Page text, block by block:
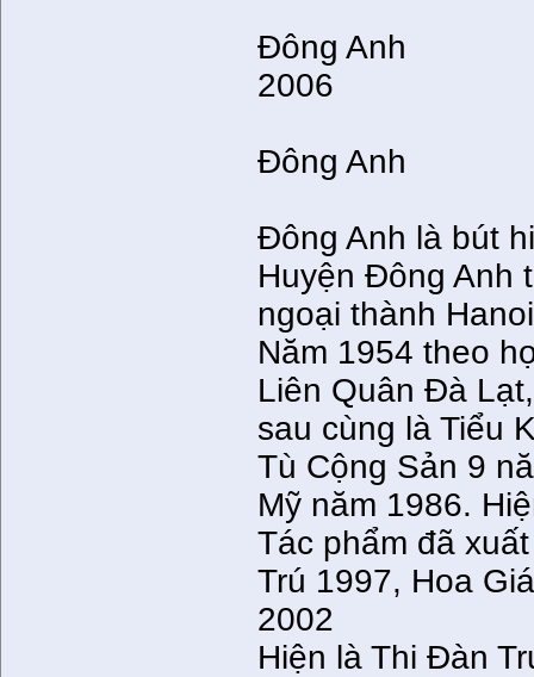
Ðông Anh
2006
Ðông Anh
Ðông Anh là bút
Huyện Ðông Anh
ngoại thành
Năm 1954 theo
Liên Quân Ðà
sau cùng là Tiểu
Tù Cộng Sản 9
Mỹ năm 1986.
Tác phẩm đã
Trú 1997, Hoa
2002
Hiện là Thi Ðàn